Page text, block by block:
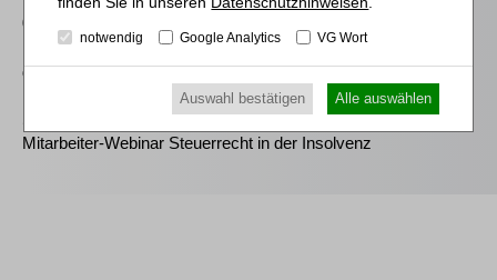
09.11.2026
Frankfurt: Zertifizierte/r Sachbearbeiter:in Lohn und Gehalt in
der Insolvenz
Mitarbeiter-Webinar Steuerrecht in der Insolvenz
notwendig Google Analytics VG Wort
Auswahl bestätigen Alle auswählen